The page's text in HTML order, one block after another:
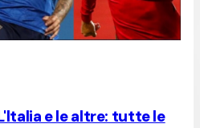
e le altre: tutte le